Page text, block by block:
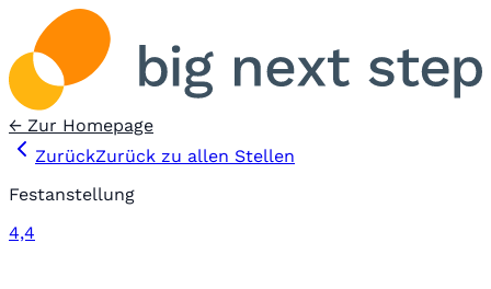
← Zur Homepage
ZurückZurück zu allen Stellen
Festanstellung
4,4